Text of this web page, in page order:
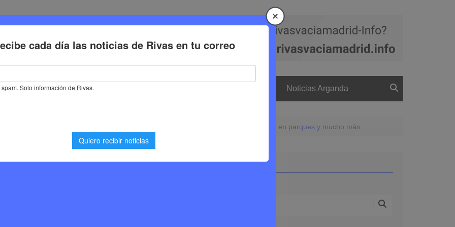
Deporte Cultura Trabajo Noticias Arganda
de Magia a Rivas Vaciamadrid con el mago Jandro, gala de estrellas, funciones en parques y mucho más
a Rivas
Jandro, gala de
parques y mucho